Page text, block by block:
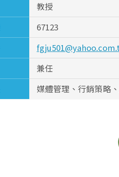
教授
67123
兼任
媒體管理、行銷策略